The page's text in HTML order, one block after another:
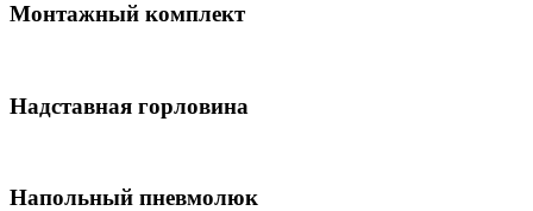
Монтажный комплект
Надставная горловина
Напольный пневмолюк